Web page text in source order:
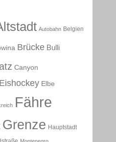
Autobahn Belgien
Brücke Bulli
Canyon
Eishockey Elbe
Fähre
Grenze Hauptstadt